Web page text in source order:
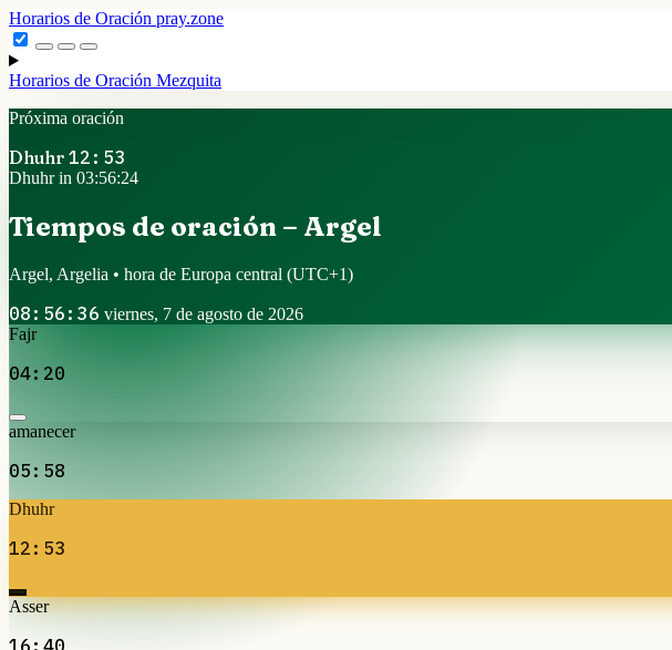
Horarios de Oración pray.zone
Horarios de Oración Mezquita
Próxima oración
Dhuhr 12:53
Dhuhr in 03:56:23
Tiempos de oración – Argel
Argel, Argelia • hora de Europa central (UTC+1)
08:56:37 viernes, 7 de agosto de 2026
Fajr
04:20
amanecer
05:58
Dhuhr
12:53
Asser
16:40